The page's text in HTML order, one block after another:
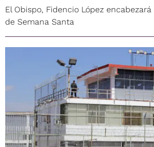
El Obispo, Fidencio López
de Semana Santa